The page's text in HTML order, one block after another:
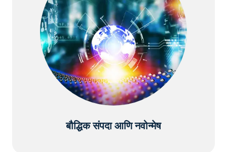
बौद्धिक संपदा आणि नवोन्मेष